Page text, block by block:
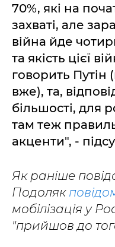
70%, які на
захваті, але
війна йде
та якість цієї
говорить Путін
вже), та,
більшості, для
там теж
акценти", -
Як раніше
Подоляк
мобілізація у
"прийшов до